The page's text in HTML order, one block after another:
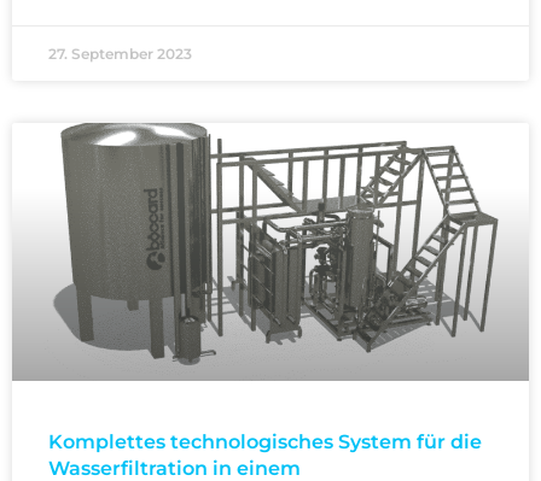
27. September 2023
Komplettes technologisches System für die
Wasserfiltration in einem